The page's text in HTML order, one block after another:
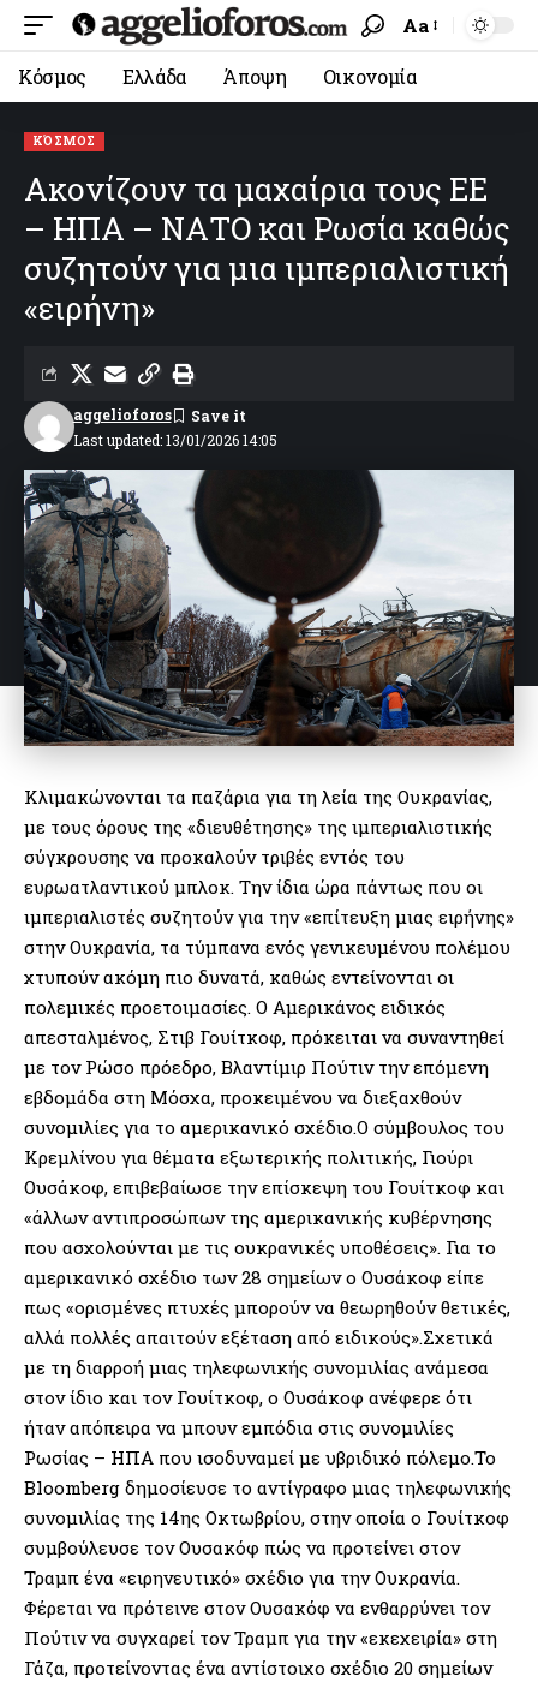
Aa
Κόσμος Ελλάδα Άποψη Οικονομία
ΚΌΣΜΟΣ
Ακονίζουν τα μαχαίρια τους ΕΕ
– ΗΠΑ – ΝΑΤΟ και Ρωσία καθώς
συζητούν για μια ιμπεριαλιστική
«ειρήνη»
Last updated: 13/01/2026 14:05
aggelioforos
Κλιμακώνονται τα παζάρια για τη λεία της Ουκρανίας,
με τους όρους της «διευθέτησης» της ιμπεριαλιστικής
σύγκρουσης να προκαλούν τριβές εντός του
ευρωατλαντικού μπλοκ. Την ίδια ώρα πάντως που οι
ιμπεριαλιστές συζητούν για την «επίτευξη μιας ειρήνης»
στην Ουκρανία, τα τύμπανα ενός γενικευμένου πολέμου
χτυπούν ακόμη πιο δυνατά, καθώς εντείνονται οι
πολεμικές προετοιμασίες. Ο Αμερικάνος ειδικός
απεσταλμένος, Στιβ Γουίτκοφ, πρόκειται να συναντηθεί
με τον Ρώσο πρόεδρο, Βλαντίμιρ Πούτιν την επόμενη
εβδομάδα στη Μόσχα, προκειμένου να διεξαχθούν
συνομιλίες για το αμερικανικό σχέδιο.Ο σύμβουλος του
Κρεμλίνου για θέματα εξωτερικής πολιτικής, Γιούρι
Ουσάκοφ, επιβεβαίωσε την επίσκεψη του Γουίτκοφ και
«άλλων αντιπροσώπων της αμερικανικής κυβέρνησης
που ασχολούνται με τις ουκρανικές υποθέσεις». Για το
αμερικανικό σχέδιο των 28 σημείων ο Ουσάκοφ είπε
πως «ορισμένες πτυχές μπορούν να θεωρηθούν θετικές,
αλλά πολλές απαιτούν εξέταση από ειδικούς».Σχετικά
με τη διαρροή μιας τηλεφωνικής συνομιλίας ανάμεσα
στον ίδιο και τον Γουίτκοφ, ο Ουσάκοφ ανέφερε ότι
ήταν απόπειρα να μπουν εμπόδια στις συνομιλίες
Ρωσίας – ΗΠΑ που ισοδυναμεί με υβριδικό πόλεμο.Το
Bloomberg δημοσίευσε το αντίγραφο μιας τηλεφωνικής
συνομιλίας της 14ης Οκτωβρίου, στην οποία ο Γουίτκοφ
συμβούλευσε τον Ουσακόφ πώς να προτείνει στον
Τραμπ ένα «ειρηνευτικό» σχέδιο για την Ουκρανία.
Φέρεται να πρότεινε στον Ουσακόφ να ενθαρρύνει τον
Πούτιν να συγχαρεί τον Τραμπ για την «εκεχειρία» στη
Γάζα, προτείνοντας ένα αντίστοιχο σχέδιο 20 σημείων